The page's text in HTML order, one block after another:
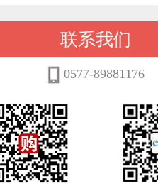
联系我们
0577-89881176